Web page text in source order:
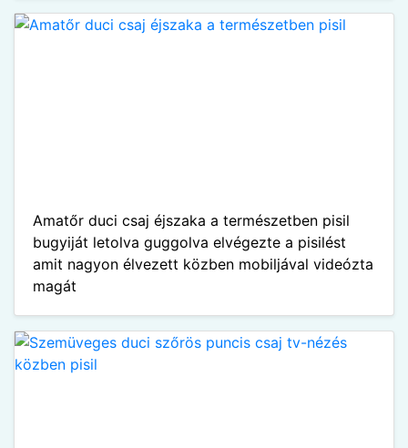
Amatőr duci csaj éjszaka a természetben pisil
bugyiját letolva guggolva elvégezte a pisilést
amit nagyon élvezett közben mobiljával videózta
magát